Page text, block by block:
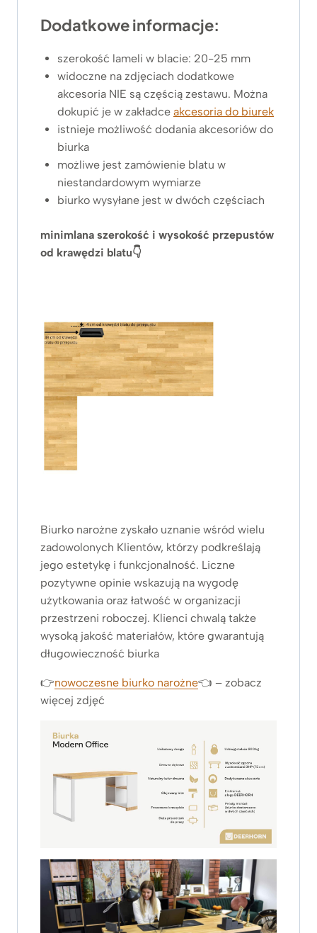
Dodatkowe informacje:
szerokość lameli w blacie: 20-25 mm
widoczne na zdjęciach dodatkowe
akcesoria NIE są częścią zestawu. Można
dokupić je w zakładce akcesoria do biurek
istnieje możliwość dodania akcesoriów do
biurka
możliwe jest zamówienie blatu w
niestandardowym wymiarze
biurko wysyłane jest w dwóch częściach
minimlana szerokość i wysokość przepustów
od krawędzi blatu👇
Biurko narożne zyskało uznanie wśród wielu
zadowolonych Klientów, którzy podkreślają
jego estetykę i funkcjonalność. Liczne
pozytywne opinie wskazują na wygodę
użytkowania oraz łatwość w organizacji
przestrzeni roboczej. Klienci chwalą także
wysoką jakość materiałów, które gwarantują
długowieczność biurka
👉nowoczesne biurko narożne👈 – zobacz
więcej zdjęć